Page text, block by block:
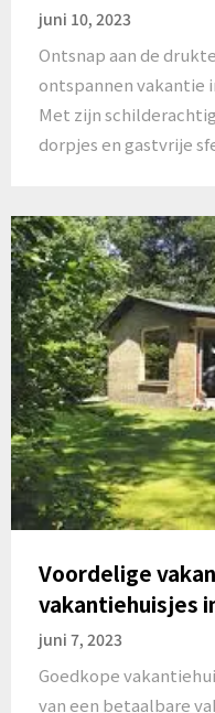
juni 10, 2023
Ontsnap aan de
ontspannen vakantie
Met zijn
dorpjes en gastvrije
Voordelige
vakantiehuisjes
juni 7, 2023
Goedkope
van een betaalbare